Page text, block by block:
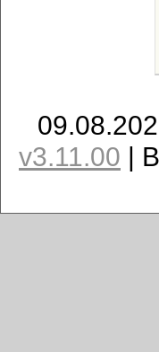
v3.11.00 |